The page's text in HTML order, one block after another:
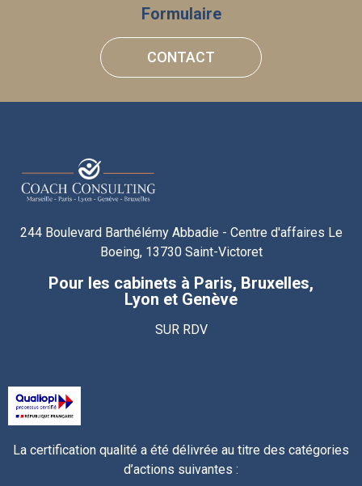
Formulaire
CONTACT
244 Boulevard Barthélémy Abbadie - Centre d'affaires Le
Boeing, 13730 Saint-Victoret
Pour les cabinets à Paris, Bruxelles,
Lyon et Genève
SUR RDV
La certification qualité a été délivrée au titre des catégories
d’actions suivantes :